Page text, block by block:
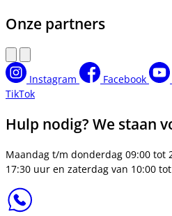
Onze partners
Instagram Facebook
TikTok
Hulp nodig? We staan
Maandag t/m donderdag 09:00 tot
17:30 uur en zaterdag van 10:00